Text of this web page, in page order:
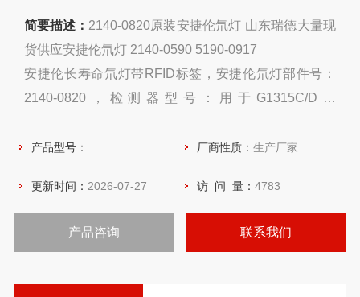
简要描述： 2140-0820原装安捷伦氘灯 山东瑞德大量现
货供应安捷伦氘灯 2140-0590 5190-0917
安捷伦长寿命氘灯带RFID标签，安捷伦氘灯部件号：
2140-0820，检测器型号：用于G1315C/D和
2140-0813氘灯适用于安捷伦1100/1200 DAD检测器，
产品型号： 厂商性质： 生产厂家
更新时间： 2026-07-27 访 问 量： 4783
产品咨询 联系我们